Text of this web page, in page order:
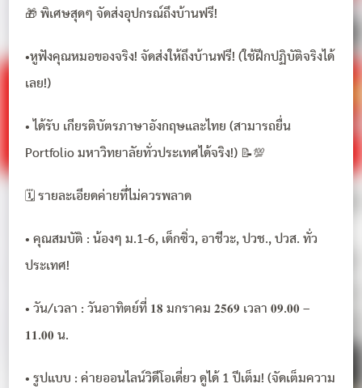
🎁 พิเศษสุดๆ จัดส่งอุปกรณ์ถึงบ้านฟรี!
•หูฟังคุณหมอของจริง! จัดส่งให้ถึงบ้านฟรี! (ใช้ฝึกปฏิบัติจริงได้
เลย!)
• ได้รับ เกียรติบัตรภาษาอังกฤษและไทย (สามารถยื่น
Portfolio มหาวิทยาลัยทั่วประเทศได้จริง!) 📝💯
🗓️ รายละเอียดค่ายที่ไม่ควรพลาด
• คุณสมบัติ : น้องๆ ม.1-6, เด็กซิ่ว, อาชีวะ, ปวช., ปวส. ทั่ว
ประเทศ!
• วัน/เวลา : วันอาทิตย์ที่ 𝟏𝟖 มกราคม 𝟐𝟓𝟔𝟗 เวลา 𝟎𝟗.𝟎𝟎 –
𝟏𝟏.𝟎𝟎 น.
• รูปแบบ : ค่ายออนไลน์วิดีโอเดี่ยว ดูได้ 1 ปีเต็ม! (จัดเต็มความ